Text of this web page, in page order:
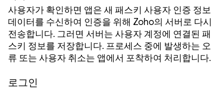
사용자가 확인하면 앱은 새 패스키 사용자 인증 정보
데이터를 수신하여 인증을 위해 Zoho의 서버로 다시
전송합니다. 그러면 서버는 사용자 계정에 연결된 패
스키 정보를 저장합니다. 프로세스 중에 발생하는 오
류 또는 사용자 취소는 앱에서 포착하여 처리합니다.
로그인